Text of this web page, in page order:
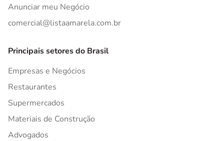
Anunciar meu Negócio
comercial@listaamarela.com.br
Principais setores do Brasil
Empresas e Negócios
Restaurantes
Supermercados
Materiais de Construção
Advogados